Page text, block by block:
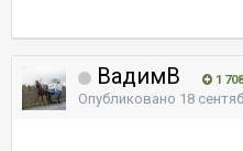
ВадимВ 1 708
Опубликовано 18